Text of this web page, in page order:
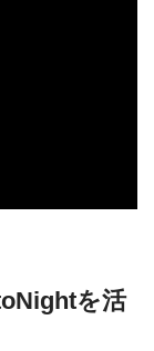
を活